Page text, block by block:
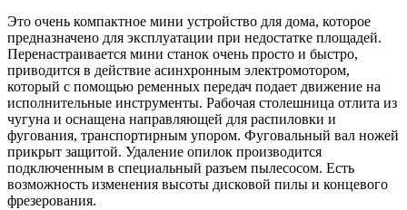
Это очень компактное мини устройство для дома, которое
предназначено для эксплуатации при недостатке площадей.
Перенастраивается мини станок очень просто и быстро,
приводится в действие асинхронным электромотором,
который с помощью ременных передач подает движение на
исполнительные инструменты. Рабочая столешница отлита из
чугуна и оснащена направляющей для распиловки и
фугования, транспортирным упором. Фуговальный вал ножей
прикрыт защитой. Удаление опилок производится
подключенным в специальный разъем пылесосом. Есть
возможность изменения высоты дисковой пилы и концевого
фрезерования.